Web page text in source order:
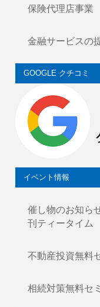
保険代理店事業
金融サービスの
GOOGLE クチコミ
イベント情報
催し物のお知ら
刊ティータイム
不動産投資無料
相続対策無料セ